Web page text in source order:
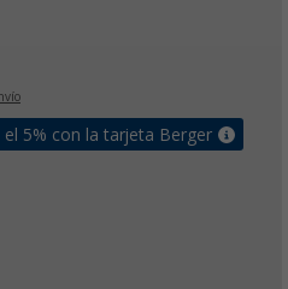
5% con la tarjeta Berger